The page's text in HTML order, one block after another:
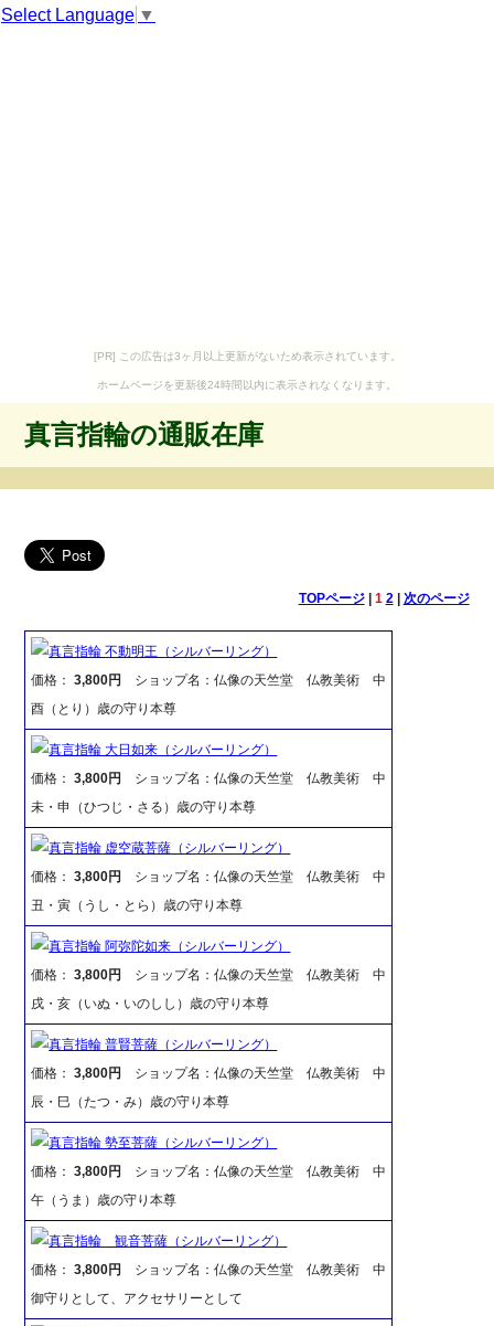
Select Language ▼
[PR] この広告は3ヶ月以上更新がないため表示されています。
ホームページを更新後24時間以内に表示されなくなります。
真言指輪の通販在庫
TOPページ| 1 2| 次のページ
真言指輪 不動明王（シルバーリング）
価格：3,800円
ショップ名：仏像の天竺堂 仏教美術 中
酉（とり）歳の守り本尊
真言指輪 大日如来（シルバーリング）
価格：3,800円
ショップ名：仏像の天竺堂 仏教美術 中
未・申（ひつじ・さる）歳の守り本尊
真言指輪 虚空蔵菩薩（シルバーリング）
価格：3,800円
ショップ名：仏像の天竺堂 仏教美術 中
丑・寅（うし・とら）歳の守り本尊
真言指輪 阿弥陀如来（シルバーリング）
価格：3,800円
ショップ名：仏像の天竺堂 仏教美術 中
戌・亥（いぬ・いのしし）歳の守り本尊
真言指輪 普賢菩薩（シルバーリング）
価格：3,800円
ショップ名：仏像の天竺堂 仏教美術 中
辰・巳（たつ・み）歳の守り本尊
真言指輪 勢至菩薩（シルバーリング）
価格：3,800円
ショップ名：仏像の天竺堂 仏教美術 中
午（うま）歳の守り本尊
真言指輪 観音菩薩（シルバーリング）
価格：3,800円
ショップ名：仏像の天竺堂 仏教美術 中
御守りとして、アクセサリーとして